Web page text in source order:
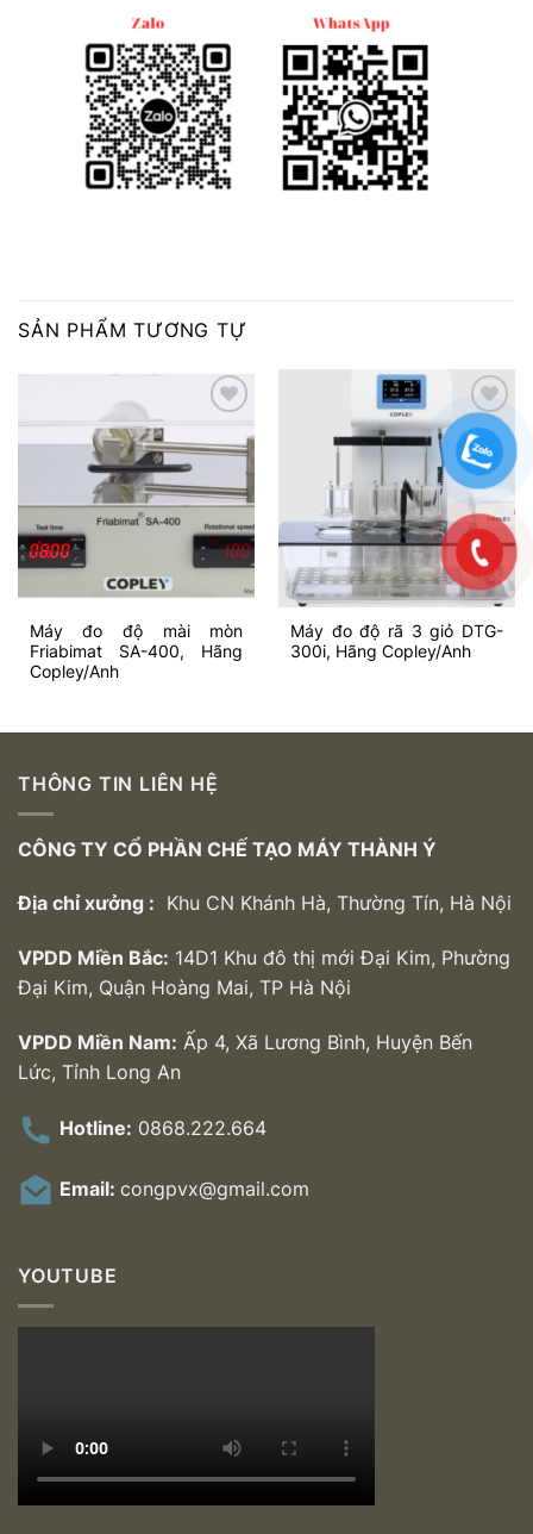
SẢN PHẨM TƯƠNG TỰ
Add to
wishlist
Máy đo độ mài mòn
Friabimat SA-400, Hãng
Copley/Anh
Add to
wishlist
Máy đo độ rã 3 giỏ DTG-
300i, Hãng Copley/Anh
THÔNG TIN LIÊN HỆ
CÔNG TY CỔ PHẦN CHẾ TẠO MÁY THÀNH Ý
Địa chỉ xưởng : Khu CN Khánh Hà, Thường Tín, Hà Nội
VPDD Miền Bắc: 14D1 Khu đô thị mới Đại Kim, Phường
Đại Kim, Quận Hoàng Mai, TP Hà Nội
VPDD Miền Nam: Ấp 4, Xã Lương Bình, Huyện Bến
Lức, Tỉnh Long An
Hotline: 0868.222.664
Email: congpvx@gmail.com
YOUTUBE